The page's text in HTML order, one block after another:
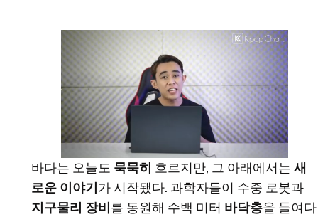
바다는 오늘도 묵묵히 흐르지만, 그 아래에서는 새
로운 이야기 가 시작됐다. 과학자들이 수중 로봇과
지구물리 장비 를 동원해 수백 미터 바닥층을 들여다